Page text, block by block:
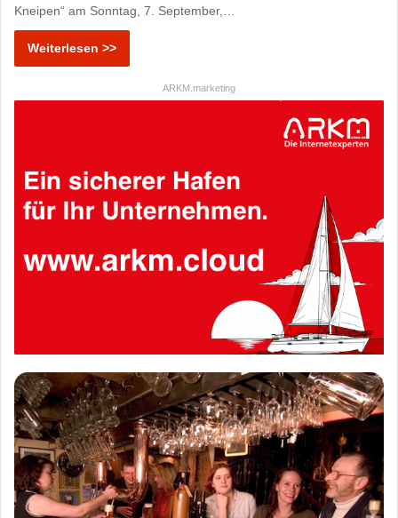
Kneipen“ am Sonntag, 7. September,…
Weiterlesen >>
ARKM.marketing